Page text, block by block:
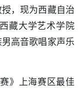
，现为西藏自治
藏大学艺术学院
高音歌唱家声乐
》上海赛区最佳